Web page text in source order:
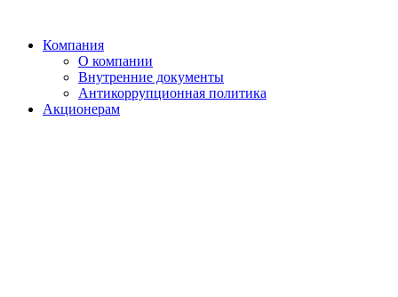
Компания
О компании
Внутренние документы
Антикоррупционная политика
Акционерам